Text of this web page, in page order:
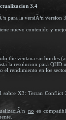
3.4
para la versiÃ³n version
nuevo contenido y
the ventana sin bordes
la resolucion para QHD
el rendimiento en los
sobre X3: Terran
no es